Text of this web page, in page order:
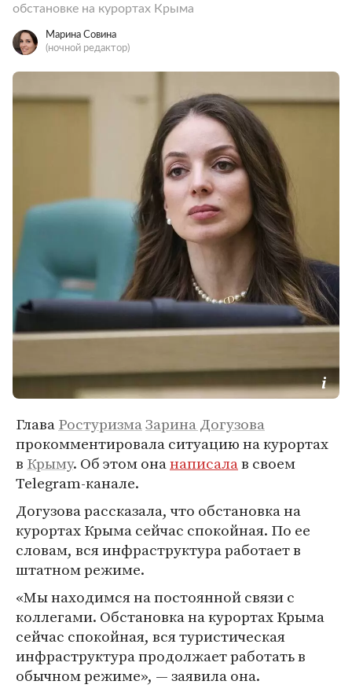
обстановке на курортах Крыма
Марина Совина
(ночной редактор)
ГлаваРостуризмаЗарина Догузова
прокомментировала ситуацию на курортах
в Крыму. Об этом онанаписалав своем
Telegram-канале.
Догузова рассказала, что обстановка на
курортах Крыма сейчас спокойная. По ее
словам, вся инфраструктура работает в
штатном режиме.
«Мы находимся на постоянной связи с
коллегами. Обстановка на курортах Крыма
сейчас спокойная, вся туристическая
инфраструктура продолжает работать в
обычном режиме», — заявила она.